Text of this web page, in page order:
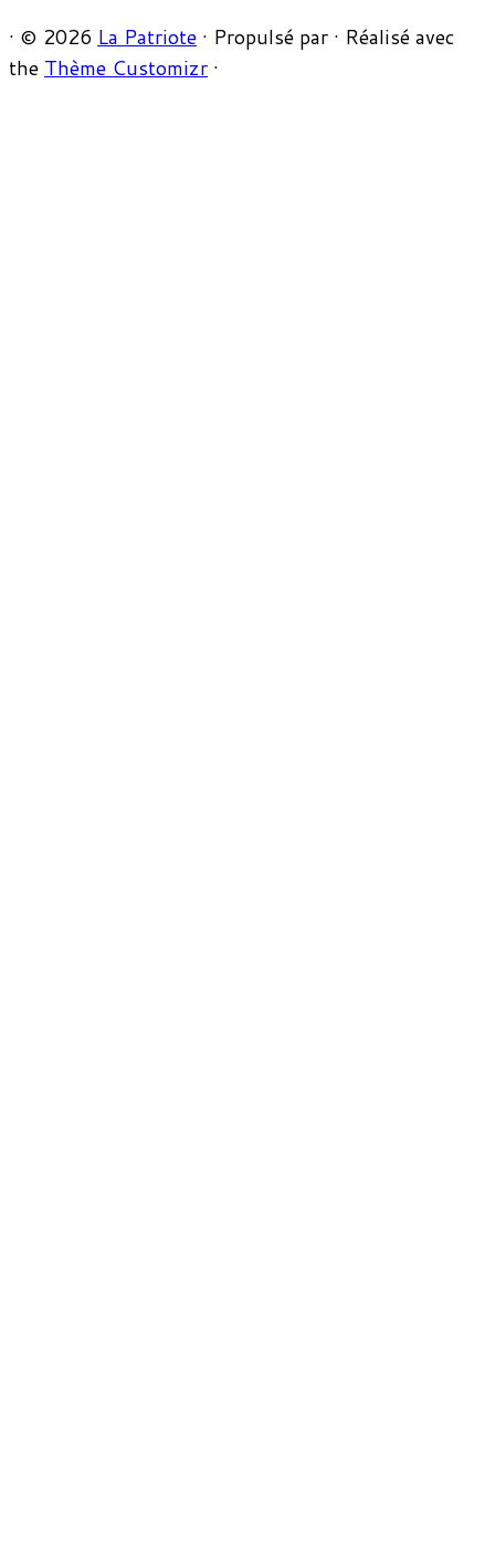
· © 2026 La Patriote · Propulsé par · Réalisé avec
the Thème Customizr ·